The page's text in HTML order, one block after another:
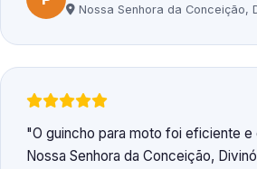
Nossa Senhora da Conceição,
O guincho para moto foi eficiente
Nossa Senhora da Conceição,